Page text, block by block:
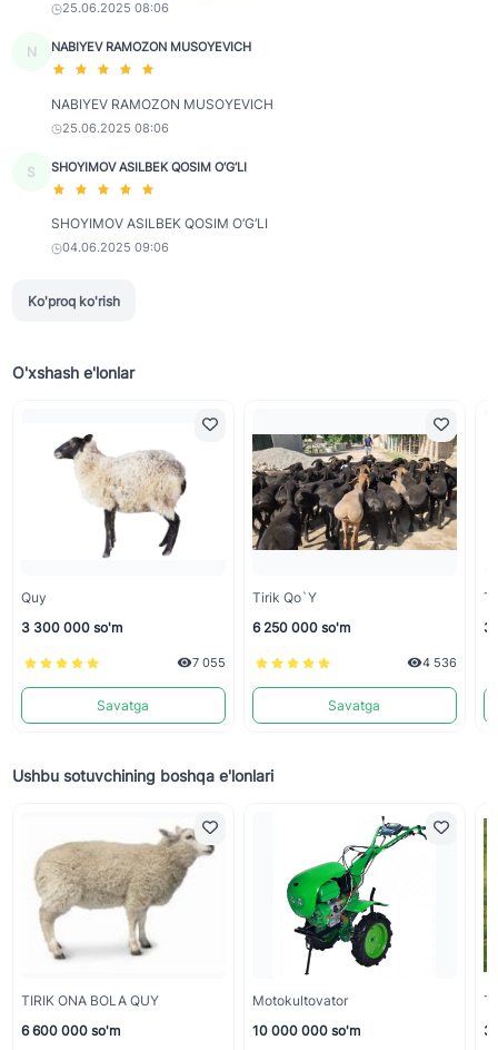
25.06.2025 08:06
N NABIYEV RAMOZON MUSOYEVICH
NABIYEV RAMOZON MUSOYEVICH
25.06.2025 08:06
S SHOYIMOV ASILBEK QOSIM O‘G‘LI
SHOYIMOV ASILBEK QOSIM O‘G‘LI
04.06.2025 09:06
Ko'proq ko'rish
O'xshash e'lonlar
Quy
3 300 000 so'm
7 055
Savatga
Tirik Qo`y
6 250 000 so'm
4 536
Savatga
3
Ushbu sotuvchining boshqa e'lonlari
TIRIK ONA BOLA QUY
6 600 000 so'm
Motokultovator
10 000 000 so'm